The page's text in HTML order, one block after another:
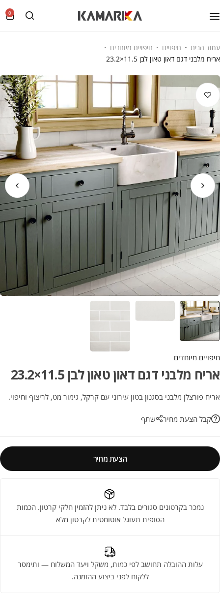
0
עמוד הבית חיפויים
חיפויים מיוחדים
אריח מלבני דגם דאון טאון לבן 11.5×23.2
חיפויים מיוחדים
אריח מלבני דגם דאון טאון לבן 11.5×23.2
אריח פורצלן מלבני בסגנון בטון עירוני עם קרקל, גימור מט, לריצוף וחיפוי.
קבל הצעת מחיר שתף
הצעת מחיר
נמכר בקרטונים סגורים בלבד. לא ניתן להזמין חלקי קרטון. הכמות
הסופית תעוגל אוטומטית לקרטון מלא
עלות ההובלה תחושב לפי כמות, משקל ויעד המשלוח — ותימסר
ללקוח לפני ביצוע ההזמנה.